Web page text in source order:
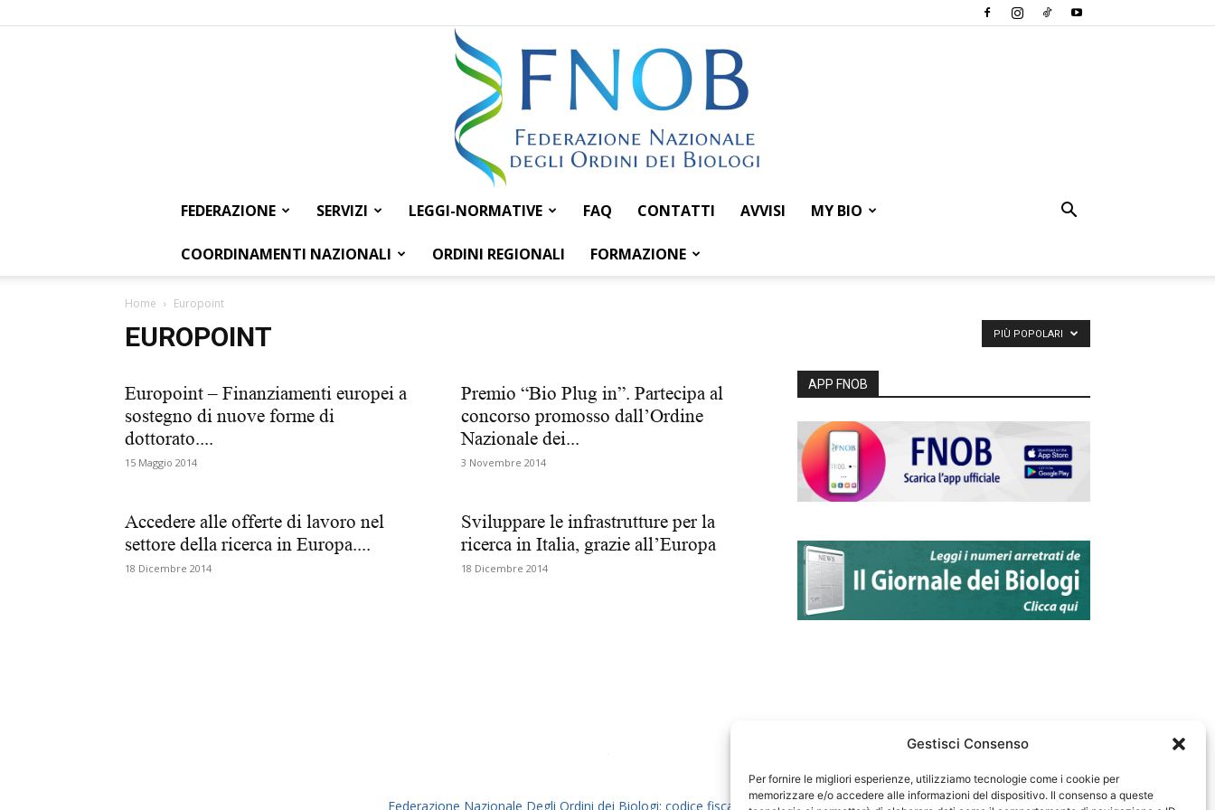
Gestisci Consenso
Per fornire le migliori esperienze, utilizziamo tecnologie come i cookie per
memorizzare e/o accedere alle informazioni del dispositivo. Il consenso a queste
Federazione
FEDERAZIONE SERVIZI LEGGI-NORMATIVE FAQ CONTATTI AVVISI MY BIO
COORDINAMENTI NAZIONALI ORDINI REGIONALI FORMAZIONE
Home Europoint
EUROPOINT PIÙ POPOLARI
Europoint – Finanziamenti europei a
sostegno di nuove forme di
dottorato....
15 Maggio 2014
Premio “Bio Plug in”. Partecipa al
concorso promosso dall’Ordine
Nazionale dei...
3 Novembre 2014
Accedere alle offerte di lavoro nel
settore della ricerca in Europa....
18 Dicembre 2014
Sviluppare le infrastrutture per la
ricerca in Italia, grazie all’Europa
18 Dicembre 2014
APP FNOB
Federazione Nazionale Degli Ordini dei Biologi: codice fiscale 80069130583